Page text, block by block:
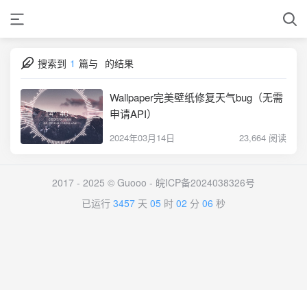
搜索到 1 篇与 的结果
Wallpaper完美壁纸修复天气bug（无需
申请API）
2024年03月14日 23,664 阅读
2017 - 2025 © Guooo - 皖ICP备2024038326号
已运行 3457 天 05 时 02 分 06 秒